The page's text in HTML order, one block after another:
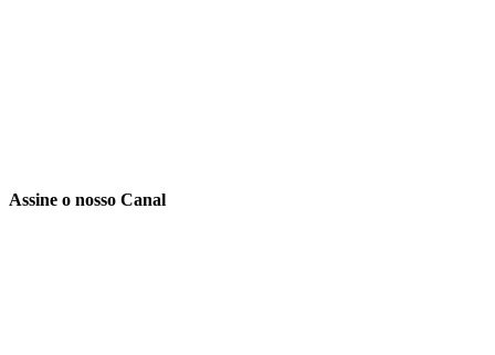
Assine o nosso Canal